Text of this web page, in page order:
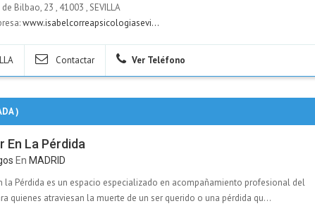
Bilbao, 23 , 41003 ,SEVILLA
www.isabelcorreapsicologiasevi...
Contactar Ver Teléfono
)
En La Pérdida
En MADRID
la Pérdida es un espacio especializado en acompañamiento profesional del
quienes atraviesan la muerte de un ser querido o una pérdida qu...